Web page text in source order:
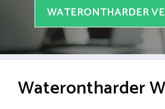
WATERONTHARDER
Waterontharder